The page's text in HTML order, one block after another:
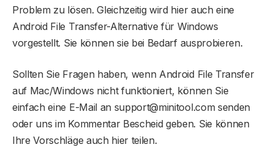
Problem zu lösen. Gleichzeitig wird hier auch eine
Android File Transfer-Alternative für Windows
vorgestellt. Sie können sie bei Bedarf ausprobieren.
Sollten Sie Fragen haben, wenn Android File Transfer
auf Mac/Windows nicht funktioniert, können Sie
einfach eine E-Mail an support@minitool.com senden
oder uns im Kommentar Bescheid geben. Sie können
Ihre Vorschläge auch hier teilen.